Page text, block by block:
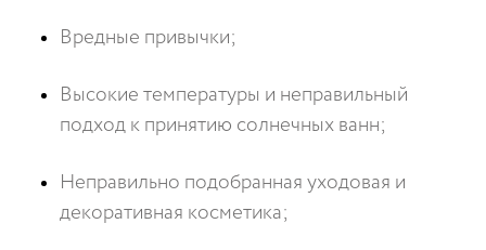
Вредные привычки;
Высокие температуры и неправильный
подход к принятию солнечных ванн;
Неправильно подобранная уходовая и
декоративная косметика;